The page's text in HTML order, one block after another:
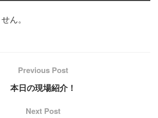
ん。
Previous Post
本日の現場紹介！
Next Post